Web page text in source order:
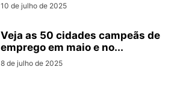
10 de julho de 2025
Veja as 50 cidades campeãs de
emprego em maio e no...
8 de julho de 2025